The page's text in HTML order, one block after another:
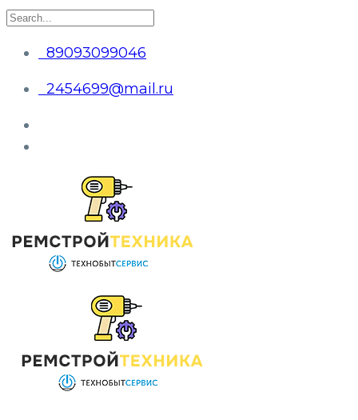
89093099046
2454699@mail.ru